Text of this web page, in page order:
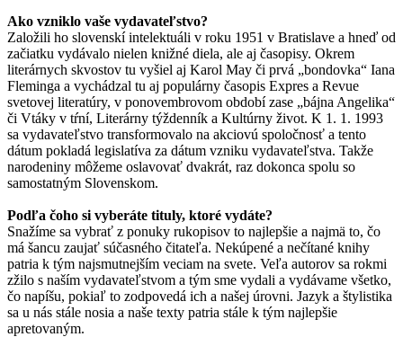
Ako vzniklo vaše vydavateľstvo?
Založili ho slovenskí intelektuáli v roku 1951 v Bratislave a hneď od
začiatku vydávalo nielen knižné diela, ale aj časopisy. Okrem
literárnych skvostov tu vyšiel aj Karol May či prvá „bondovka“ Iana
Fleminga a vychádzal tu aj populárny časopis Expres a Revue
svetovej literatúry, v ponovembrovom období zase „bájna Angelika“
či Vtáky v tŕní, Literárny týždenník a Kultúrny život. K 1. 1. 1993
sa vydavateľstvo transformovalo na akciovú spoločnosť a tento
dátum pokladá legislatíva za dátum vzniku vydavateľstva. Takže
narodeniny môžeme oslavovať dvakrát, raz dokonca spolu so
samostatným Slovenskom.
Podľa čoho si vyberáte tituly, ktoré vydáte?
Snažíme sa vybrať z ponuky rukopisov to najlepšie a najmä to, čo
má šancu zaujať súčasného čitateľa. Nekúpené a nečítané knihy
patria k tým najsmutnejším veciam na svete. Veľa autorov sa rokmi
zžilo s naším vydavateľstvom a tým sme vydali a vydávame všetko,
čo napíšu, pokiaľ to zodpovedá ich a našej úrovni. Jazyk a štylistika
sa u nás stále nosia a naše texty patria stále k tým najlepšie
apretovaným.